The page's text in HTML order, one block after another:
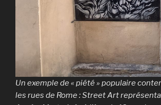
Un exemple de « piété » populaire
les rues de Rome : Street Art